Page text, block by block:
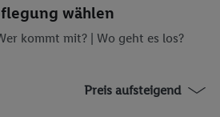
wählen
kommt mit? | Wo geht es los?
Preis aufsteigend